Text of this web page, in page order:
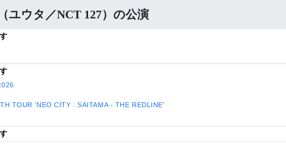
ユウタ／NCT 127）の公演
TOUR 'NEO CITY : SAITAMA - THE REDLINE'